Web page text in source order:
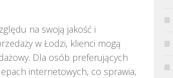
na swoją jakość i
w Łodzi, klienci mogą
Dla osób preferujących
internetowych, co sprawia,